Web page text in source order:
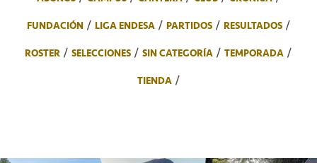
FUNDACIÓN
LIGA ENDESA PARTIDOS
RESULTADOS
ROSTER
SELECCIONES SIN CATEGORÍA
TEMPORADA
TIENDA